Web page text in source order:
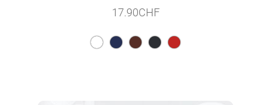
17.90CHF